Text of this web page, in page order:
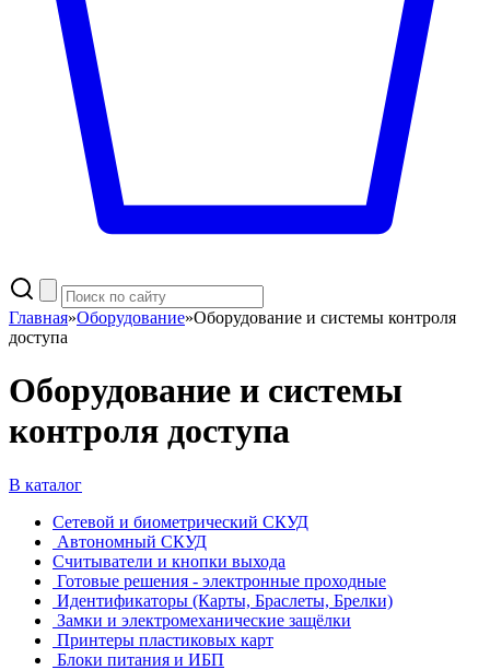
Главная»Оборудование»Оборудование и системы контроля
доступа
Оборудование и системы
контроля доступа
В каталог
Сетевой и биометрический СКУД
Автономный СКУД
Считыватели и кнопки выхода
Готовые решения - электронные проходные
Идентификаторы (Карты, Браслеты, Брелки)
Замки и электромеханические защёлки
Принтеры пластиковых карт
Блоки питания и ИБП